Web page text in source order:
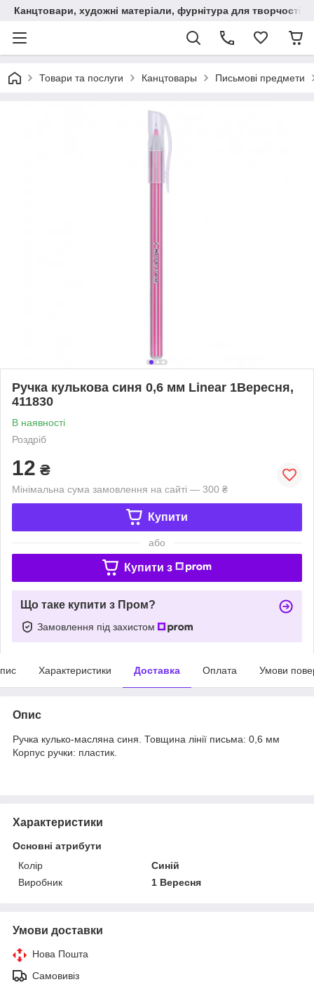
Канцтовари, художні матеріали, фурнітура для творчості
Товари та послуги Канцтовары Письмові предмети
Ручка кулькова синя 0,6 мм Linear 1Вересня,
411830
В наявності
Роздріб
12 ₴
Мінімальна сума замовлення на сайті — 300 ₴
Купити
або
Купити з
Що таке купити з Пром?
Замовлення під захистом
Характеристики Доставка Оплата Умови
Опис
Ручка кулько-масляна синя. Товщина лінії письма: 0,6 мм
Корпус ручки: пластик.
Характеристики
Основні атрибути
Колір
Синій
Виробник
1 Вересня
Умови доставки
Нова Пошта
Самовивіз